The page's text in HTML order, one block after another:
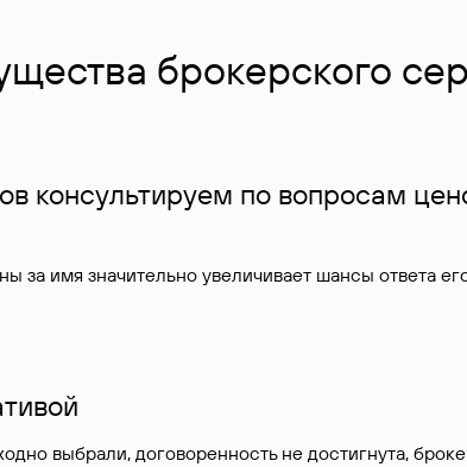
брокерского
консультируем по вопросам
за имя значительно увеличивает шансы ответа
выбрали, договоренность не достигнута,